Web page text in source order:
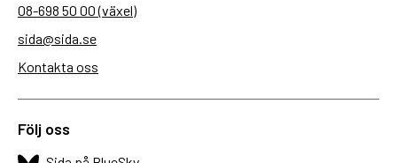
08-698 50 00 (växel)
sida@sida.se
Kontakta oss
Följ oss